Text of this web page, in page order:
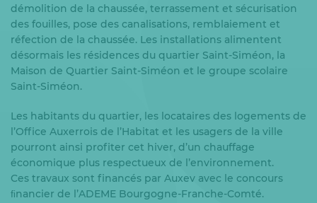
démolition de la chaussée, terrassement et sécurisation
des fouilles, pose des canalisations, remblaiement et
réfection de la chaussée. Les installations alimentent
désormais les résidences du quartier Saint-Siméon, la
Maison de Quartier Saint-Siméon et le groupe scolaire
Saint-Siméon.
Les habitants du quartier, les locataires des logements de
l’Office Auxerrois de l’Habitat et les usagers de la ville
pourront ainsi profiter cet hiver, d’un chauffage
économique plus respectueux de l’environnement.
Ces travaux sont financés par Auxev avec le concours
ﬁnancier de l’ADEME Bourgogne-Franche-Comté.